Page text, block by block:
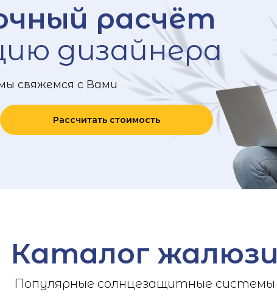
расчёт
дизайнера
свяжемся с Вами
Рассчитать стоимость
Каталог жалюзи
Популярные солнцезащитные системы